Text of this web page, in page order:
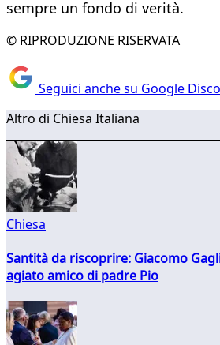
sempre un fondo di verità.
© RIPRODUZIONE RISERVATA
Seguici anche su Google
Altro di Chiesa Italiana
Chiesa
Santità da riscoprire: Giacomo
agiato amico di padre Pio